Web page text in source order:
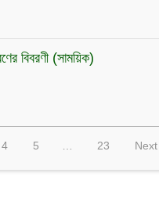
বিবরণী (সাময়িক)
4 5 23 Next